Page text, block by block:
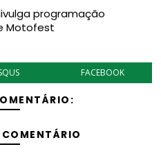
programação
Motofest
FACEBOOK